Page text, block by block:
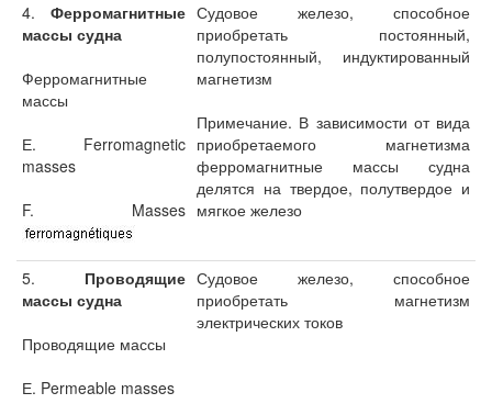
4. Ферромагнитные
массы судна
Ферромагнитные
массы
Е. Ferromagnetic
masses
F. Masses
Судовое железо, способное
приобретать постоянный,
полупостоянный, индуктированный
магнетизм
Примечание. В зависимости от вида
приобретаемого магнетизма
ферромагнитные массы судна
делятся на твердое, полутвердое и
мягкое железо
5. Проводящие
массы судна
Проводящие массы
Е. Permeable masses
Судовое железо, способное
приобретать магнетизм
электрических токов